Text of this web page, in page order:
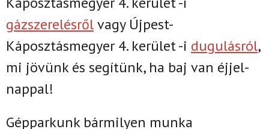
gázszerelésrőlvagy Újpest-
Káposztásmegyer 4. kerület -i dugulásról,
mi jövünk és segítünk, ha baj van éjjel-
nappal!
Gépparkunk bármilyen munka